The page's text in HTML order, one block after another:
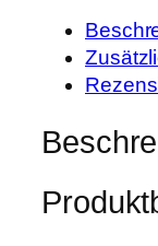
e
r
P
e
s
w
r
w